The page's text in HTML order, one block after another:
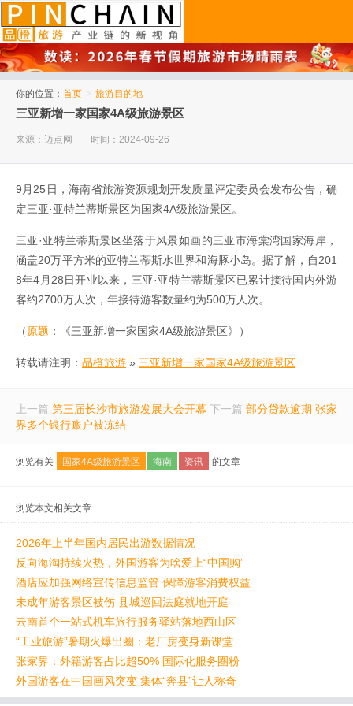
你的位置： 首页 > 旅游目的地
三亚新增一家国家4A级旅游景区
来源：迈点网 时间：2024-09-26
9月25日，海南省旅游资源规划开发质量评定委员会发布公告，确
定三亚·亚特兰蒂斯景区为国家4A级旅游景区。
三亚·亚特兰蒂斯景区坐落于风景如画的三亚市海棠湾国家海岸，
涵盖20万平方米的亚特兰蒂斯水世界和海豚小岛。据了解，自201
8年4月28日开业以来，三亚·亚特兰蒂斯景区已累计接待国内外游
客约2700万人次，年接待游客数量约为500万人次。
（原题 ：《三亚新增一家国家4A级旅游景区》）
转载请注明： 品橙旅游 » 三亚新增一家国家4A级旅游景区
上一篇 第三届长沙市旅游发展大会开幕 下一篇 部分贷款逾期 张家
界多个银行账户被冻结
浏览有关 国家4A级旅游景区 海南 资讯 的文章
浏览本文相关文章
2026年上半年国内居民出游数据情况
反向海淘持续火热，外国游客为啥爱上“中国购”
酒店应加强网络宣传信息监管 保障游客消费权益
未成年游客景区被伤 县城巡回法庭就地开庭
云南首个一站式机车旅行服务驿站落地西山区
“工业旅游”暑期火爆出圈：老厂房变身新课堂
张家界：外籍游客占比超50% 国际化服务圈粉
外国游客在中国画风突变 集体“奔县”让人称奇